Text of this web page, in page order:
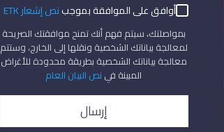
أوافق على الموافقة بموجبنص إشعار ETK
بمواصلتك، سيتم فهم أنك تمنح موافقتك الصريحة
لمعالجة بياناتك الشخصية ونقلها إلى الخارج، وستتم
معالجة بياناتك الشخصية بطريقة محدودة للأغراض
المبينة في نص البيان العام
إرسال